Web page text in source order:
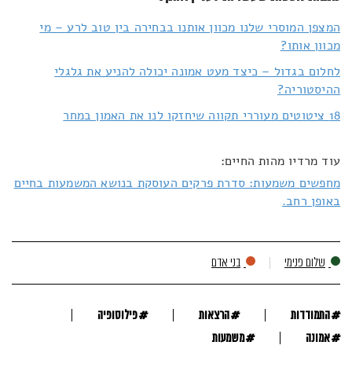
המצפן המוסרי שלנו מכוון אותנו בבחירה בין טוב לרע – מי
מכוון אותו?
לחלום בגדול – כיצד מעט אמונה יכולה להניע את גלגלי
ההיסטוריה?
18 ציטוטים מעוררי תקווה שיחזקו לנו את האמון במחר
עוד מרדיו מהות החיים:
מחפשים משמעות: סדרת פרקים העוסקת בנושא המשמעות בחיים
באופן רחב.
שלום פנימי בני אדם
#התמודדות #הרצאות #פילוסופיה
#אמונה #משמעות